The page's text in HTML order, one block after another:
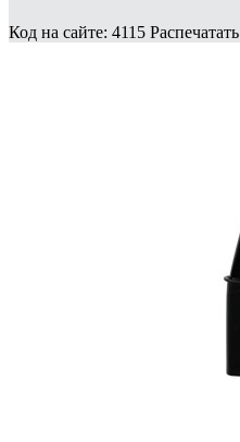
Код на сайте: 4115 Распечатать